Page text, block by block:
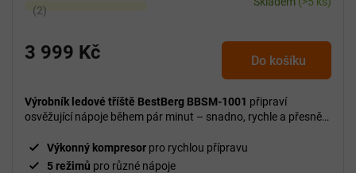
Průměrné
produktu
z
5
3 999 Kč Do košíku
Výrobník ledové tříště BestBerg BBSM-1001 připraví
osvěžující nápoje během pár minut – snadno, rychle a přesně
Výkonný kompresor pro rychlou přípravu
5 režimů pro různé nápoje